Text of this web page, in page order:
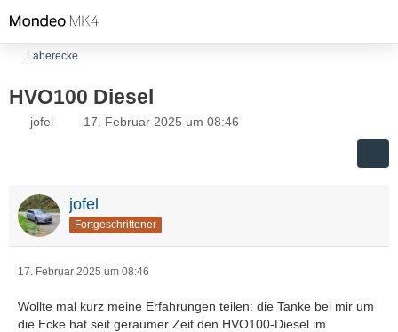
Laberecke
HVO100 Diesel
jofel 17. Februar 2025 um 08:46
jofel
Fortgeschrittener
17. Februar 2025 um 08:46
Wollte mal kurz meine Erfahrungen teilen: die Tanke bei mir um
die Ecke hat seit geraumer Zeit den HVO100-Diesel im